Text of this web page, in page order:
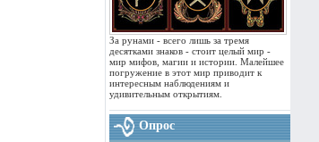
За рунами - всего лишь за тремя
десятками знаков - стоит целый мир -
мир мифов, магии и истории. Малейшее
погружение в этот мир приводит к
интересным наблюдениям и
удивительным открытиям.
Опрос